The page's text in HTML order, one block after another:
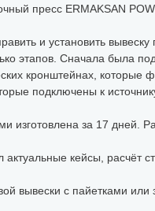
пресс ERMAKSAN
и установить
этапов. Сначала была
кронштейнах,
подключены к
изготовлена за 17 дней.
актуальные кейсы, расчёт
вывески с пайетками